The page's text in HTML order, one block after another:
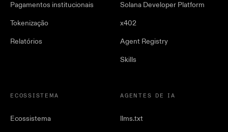
Pagamentos institucionais
Tokenização
Relatórios
Solana Developer Platform
x402
Agent Registry
Skills
ECOSSISTEMA
Ecossistema
AGENTES DE IA
llms.txt